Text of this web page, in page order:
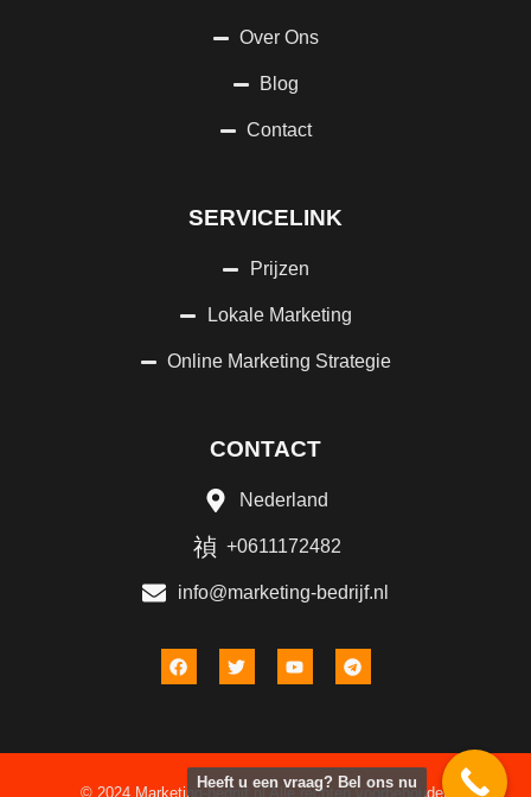
Over Ons
Blog
Contact
SERVICELINK
Prijzen
Lokale Marketing
Online Marketing Strategie
CONTACT
Nederland
+0611172482
info@marketing-bedrijf.nl
© 2024 Marketing-bedrijf.nl Alle rechten voorbehouden
Heeft u een vraag? Bel ons nu